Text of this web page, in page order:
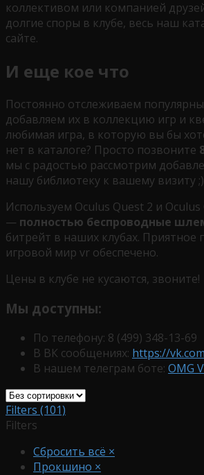
коллективом или компанией
долгие споры в клубе, весь наш
сайте.
И еще кое что
Постоянно отслеживаем
добавляем их в коллекцию игр и
любимая игра, в которую вы бы
нет в каталоге? Просто позвоните
мы с радостью рассмотрим
нашу библиотеку к вашему визиту ;)
Используем Oculus Quest 2 и Oculus
— полностью беспроводные
битрейт в наших клубах. Приятное
игровой мир vr обеспечено.
Цены в клубе не кусаются, звоните!
Мы доступны:
По телефону: 8 (499) 348-13-69
В ВК сообщениях: https://
В нашем телеграм боте: OMG
Filters (101)
Filters
Сбросить всё ×
Прокшино ×